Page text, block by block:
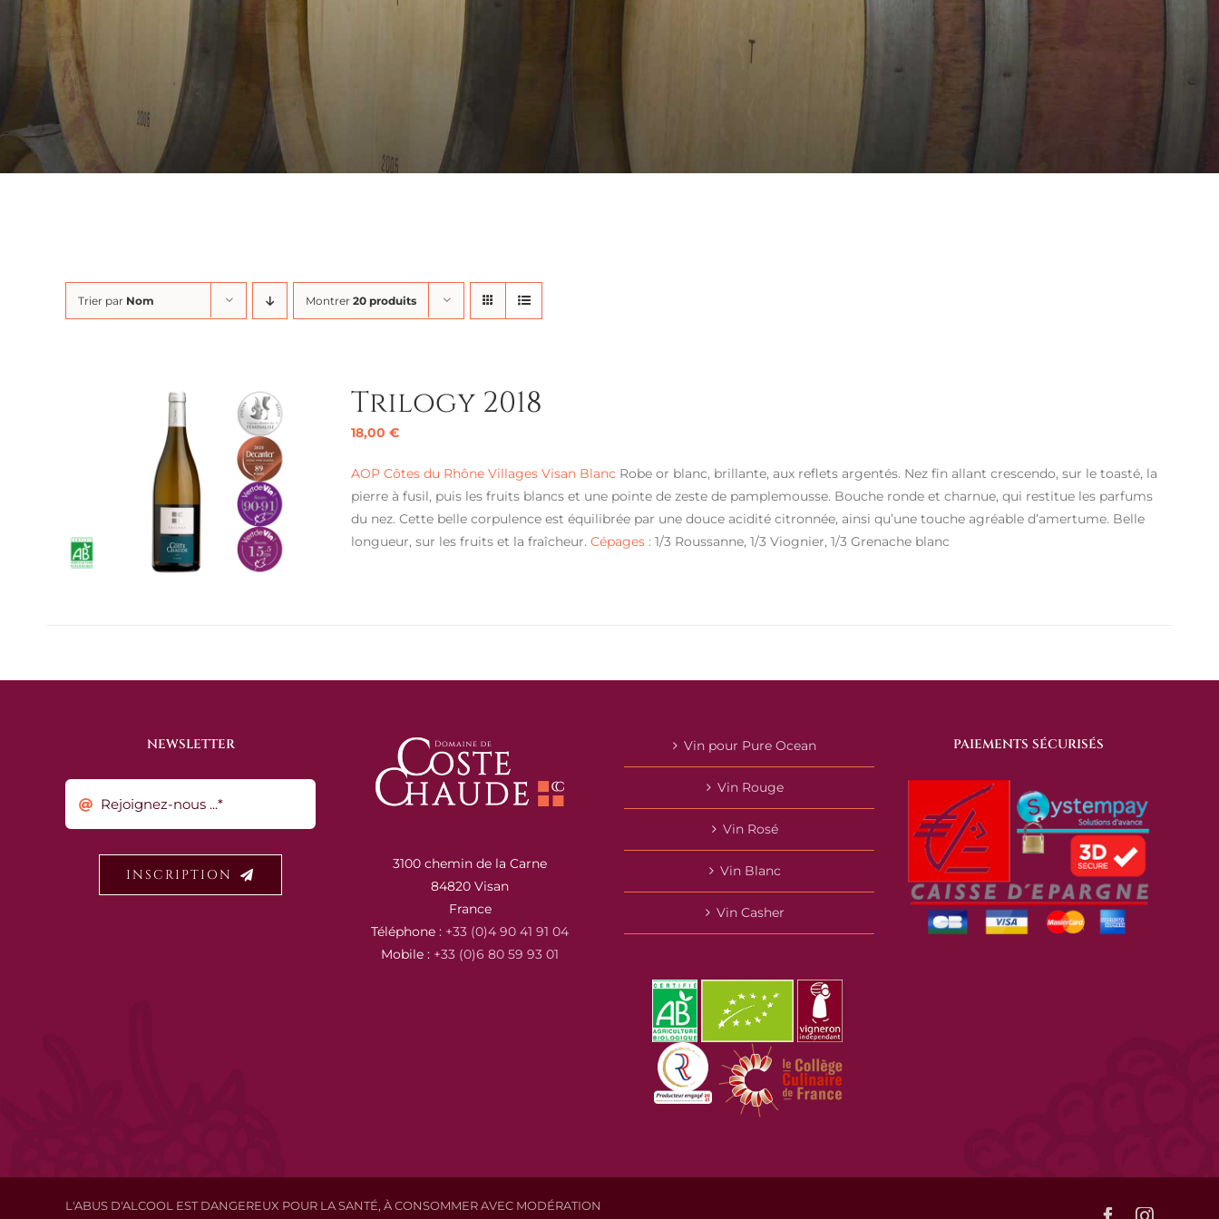
Trier par Nom Montrer 20 produits
Trilogy 2018
18,00 €
AOP Côtes du Rhône Villages Visan Blanc Robe or blanc, brillante, aux reflets argentés. Nez fin allant crescendo, sur le toasté, la
pierre à fusil, puis les fruits blancs et une pointe de zeste de pamplemousse. Bouche ronde et charnue, qui restitue les parfums
du nez. Cette belle corpulence est équilibrée par une douce acidité citronnée, ainsi qu’une touche agréable d’amertume. Belle
longueur, sur les fruits et la fraîcheur. Cépages : 1/3 Roussanne, 1/3 Viognier, 1/3 Grenache blanc
NEWSLETTER
INSCRIPTION
3100 chemin de la Carne
84820 Visan
France
Téléphone : +33 (0)4 90 41 91 04
Mobile : +33 (0)6 80 59 93 01
Vin pour Pure Ocean
Vin Rouge
Vin Rosé
Vin Blanc
Vin Casher
PAIEMENTS SÉCURISÉS
L'ABUS D'ALCOOL EST DANGEREUX POUR LA SANTÉ, À CONSOMMER AVEC MODÉRATION Facebook